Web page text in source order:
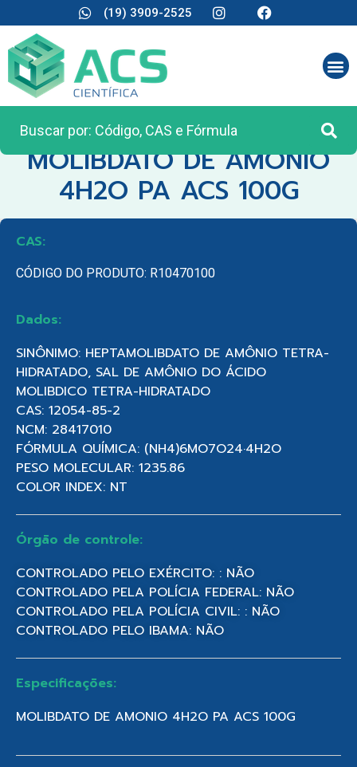
(19) 3909-2525
CATEGORIA:REAGENTES ANALÍTICOS
MOLIBDATO DE AMONIO
4H2O PA ACS 100G
CAS:
CÓDIGO DO PRODUTO: R10470100
Dados:
SINÔNIMO: HEPTAMOLIBDATO DE AMÔNIO TETRA-
HIDRATADO, SAL DE AMÔNIO DO ÁCIDO
MOLIBDICO TETRA-HIDRATADO
CAS: 12054-85-2
NCM: 28417010
FÓRMULA QUÍMICA: (NH4)6MO7O24·4H2O
PESO MOLECULAR: 1235.86
COLOR INDEX: NT
Órgão de controle:
CONTROLADO PELO EXÉRCITO: : NÃO
CONTROLADO PELA POLÍCIA FEDERAL: NÃO
CONTROLADO PELA POLÍCIA CIVIL: : NÃO
CONTROLADO PELO IBAMA: NÃO
Especificações:
MOLIBDATO DE AMONIO 4H2O PA ACS 100G